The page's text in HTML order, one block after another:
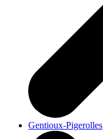
Gentioux-Pigerolles